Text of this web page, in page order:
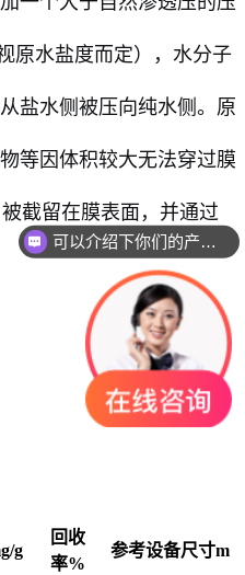
原水盐度而定），水分子
盐水侧被压向纯水侧。原
等因体积较大无法穿过膜
截留在膜表面，并通过
g
回收
率%
参考设备尺寸m
可以介绍下你们的产品么